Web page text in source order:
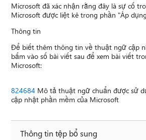
Microsoft đã xác nhận rằng đây là sự cố
Microsoft được liệt kê trong phần "Áp
Thông tin
Để biết thêm thông tin về thuật ngữ cập
bấm vào số bài viết sau để xem bài viết
Microsoft:
824684 Mô tả thuật ngữ chuẩn được sử
cập nhật phần mềm của Microsoft
Thông tin tệp bổ sung